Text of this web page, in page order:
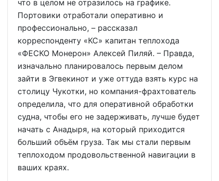
что в целом не отразилось на графике.
Портовики отработали оперативно и
профессионально, – рассказал
корреспонденту «КС» капитан теплохода
«ФЕСКО Монерон» Алексей Пиляй. – Правда,
изначально планировалось первым делом
зайти в Эгвекинот и уже оттуда взять курс на
столицу Чукотки, но компания-фрахтователь
определила, что для оперативной обработки
судна, чтобы его не задерживать, лучше будет
начать с Анадыря, на который приходится
больший объём груза. Так мы стали первым
теплоходом продовольственной навигации в
ваших краях.